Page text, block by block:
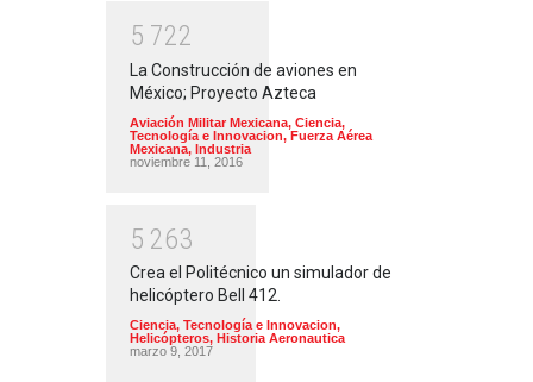
5 722
La Construcción de aviones en
México; Proyecto Azteca
Aviación Militar Mexicana, Ciencia,
Tecnología e Innovacion, Fuerza Aérea
Mexicana, Industria
noviembre 11, 2016
5 263
Crea el Politécnico un simulador de
helicóptero Bell 412.
Ciencia, Tecnología e Innovacion,
Helicópteros, Historia Aeronautica
marzo 9, 2017